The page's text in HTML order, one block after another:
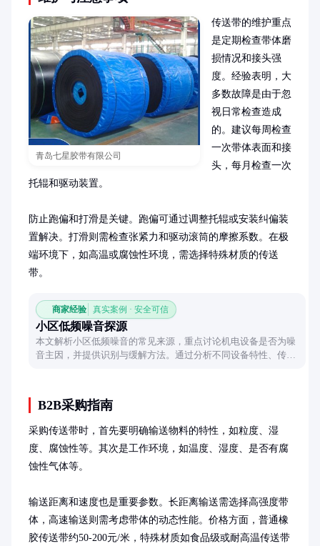
青岛七星胶带有限公司
传送带的维护重点
是定期检查带体磨
损情况和接头强
度。经验表明，大
多数故障是由于忽
视日常检查造成
的。建议每周检查
一次带体表面和接
头，每月检查一次
托辊和驱动装置。
防止跑偏和打滑是关键。跑偏可通过调整托辊或安装纠偏装
置解决。打滑则需检查张紧力和驱动滚筒的摩擦系数。在极
端环境下，如高温或腐蚀性环境，需选择特殊材质的传送
带。
商家经验 真实案例 · 安全可信
小区低频噪音探源
本文解析小区低频噪音的常见来源，重点讨论机电设备是否为噪
音主因，并提供识别与缓解方法。通过分析不同设备特性、传播
B2B采购指南
采购传送带时，首先要明确输送物料的特性，如粒度、湿
度、腐蚀性等。其次是工作环境，如温度、湿度、是否有腐
蚀性气体等。
输送距离和速度也是重要参数。长距离输送需选择高强度带
体，高速输送则需考虑带体的动态性能。价格方面，普通橡
胶传送带约50-200元/米，特殊材质如食品级或耐高温传送带